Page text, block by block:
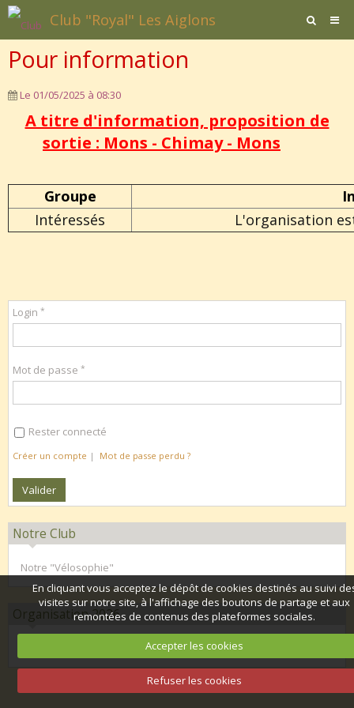
Club "Royal" Les Aiglons
Page d'accueil
Agenda
Contact / Formulaires
Affiliation
Documents
Pour information
Le 01/05/2025 à 08:30
A titre d'information, proposition de
sortie : Mons - Chimay - Mons
Groupe
Intéressés
L'organisation
Login
Mot de passe
Rester connecté
Créer un compte | Mot de passe perdu ?
Notre Club
Notre "Vélosophie"
Organisation 2026
En cliquant vous acceptez le dépôt de cookies destinés au suivi
visites sur notre site, à l'affichage des boutons de partage et aux
remontées de contenus des plateformes sociales.
Accepter les cookies
Refuser les cookies